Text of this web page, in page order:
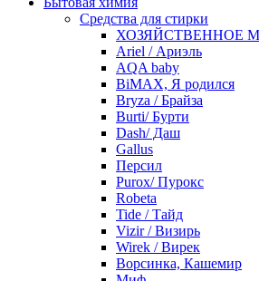
Средства для стирки
ХОЗЯЙСТВЕННОЕ
Ariel / Ариэль
AQA baby
BiMAX, Я родился
Bryza / Брайза
Burti/ Бурти
Dash/ Даш
Gallus
Персил
Purox/ Пурокс
Robeta
Tide / Тайд
Vizir / Визирь
Wirek / Вирек
Ворсинка, Кашемир